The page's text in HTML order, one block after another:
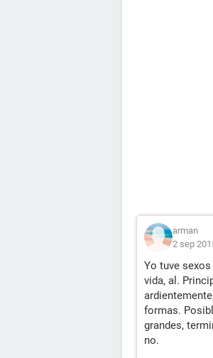
arman
2 sep
Yo tuve
vida, al.
formas.
grandes,
no.